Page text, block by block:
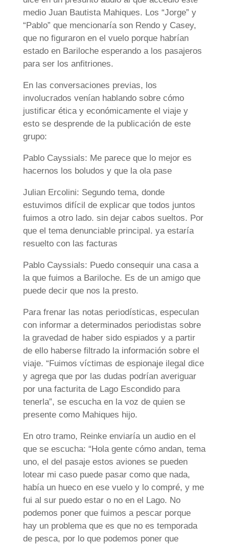
medio Juan Bautista Mahiques. Los “Jorge” y
“Pablo” que mencionaría son Rendo y Casey,
que no figuraron en el vuelo porque habrían
estado en Bariloche esperando a los pasajeros
para ser los anfitriones.
En las conversaciones previas, los
involucrados venían hablando sobre cómo
justificar ética y económicamente el viaje y
esto se desprende de la publicación de este
grupo:
Pablo Cayssials: Me parece que lo mejor es
hacernos los boludos y que la ola pase
Julian Ercolini: Segundo tema, donde
estuvimos difícil de explicar que todos juntos
fuimos a otro lado. sin dejar cabos sueltos. Por
que el tema denunciable principal. ya estaría
resuelto con las facturas
Pablo Cayssials: Puedo consequir una casa a
la que fuimos a Bariloche. Es de un amigo que
puede decir que nos la presto.
Para frenar las notas periodísticas, especulan
con informar a determinados periodistas sobre
la gravedad de haber sido espiados y a partir
de ello haberse filtrado la información sobre el
viaje. “Fuimos víctimas de espionaje ilegal dice
y agrega que por las dudas podrían averiguar
por una facturita de Lago Escondido para
tenerla”, se escucha en la voz de quien se
presente como Mahiques hijo.
En otro tramo, Reinke enviaría un audio en el
que se escucha: “Hola gente cómo andan, tema
uno, el del pasaje estos aviones se pueden
lotear mi caso puede pasar como que nada,
había un hueco en ese vuelo y lo compré, y me
fui al sur puedo estar o no en el Lago. No
podemos poner que fuimos a pescar porque
hay un problema que es que no es temporada
de pesca, por lo que podemos poner que